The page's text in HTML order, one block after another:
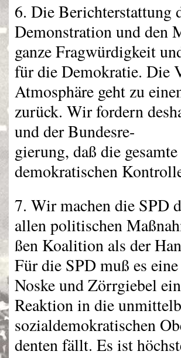
6. Die Berichterstattung
Demonstration und den
ganze Fragwürdigkeit
für die Demokratie. Die
Atmosphäre geht zu
zurück. Wir fordern
und der Bundesre-
gierung, daß die
demokratischen
7. Wir machen die SPD
allen politischen
ßen Koalition als der
Für die SPD muß es
Noske und Zörrgiebel
Reaktion in die
sozialdemokratischen
denten fällt. Es ist